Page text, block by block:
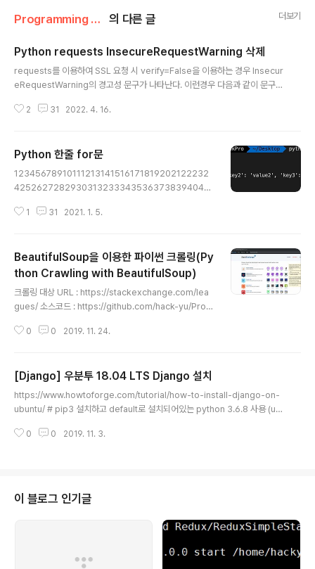
Programming Language/Python 의 다른 글 더보기
Python requests InsecureRequestWarning 삭제
requests를 이용하여 SSL 요청 시 verify=False을 이용하는 경우 Insecur
eRequestWarning의 경고성 문구가 나타난다. 이런경우 다음과 같이 문구를
하는데 이참에 블로그에 글도 남길겸 해당 내용을 작성해본다. 1 2 3 4 import
s(InsecureRequestWarning) Colored by Color Scripter cs
2 31 2022. 4. 16.
Python 한줄 for문
12345678910111213141516171819202122232
425262728293031323334353637383940414
pe data ==> string, list, tuple, dictionaryoneline f
# expect result : "01234" oneline_for_list = list(i
for i in range(5)) # oneline_for = [i for i in range
(5..
1 31 2021. 1. 5.
BeautifulSoup을 이용한 파이썬 크롤링(Py
thon Crawling with BeautifulSoup)
크롤링 대상 URL : https://stackexchange.com/lea
gues/ 소스코드 : https://github.com/hack-yu/Prog
emails_crawling.py hack-yu/Programming Contr
0 0 2019. 11. 24.
[Django] 우분투 18.04 LTS Django 설치
https://www.howtoforge.com/tutorial/how-to-install-django-on-
ubuntu/ # pip3 설치하고 default로 설치되어있는 python 3.6.8 사용 (ub
3 /usr/bin/python ln -s /usr/bin/pip3 /usr/bin/pip ## pip install virt
0 0 2019. 11. 3.
이 블로그 인기글